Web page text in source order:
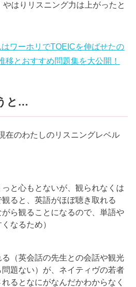
はりリスニング力は上がったと
ワーホリでTOEICを伸ばせたの
移とおすすめ問題集を大公開！
と…
在のわたしのリスニングレベル
と心もとないが、観られなくは
ると、英語がほぼ聴き取れる
がら観ることになるので、単語や
なるため）
（英会話の先生との会話や観光
題ない）が、ネイティヴの若者
るとなにがなんだかわからなく